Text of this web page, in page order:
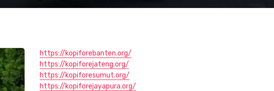
https://kopiforebanten.org/
https://kopiforejateng.org/
https://kopiforesumut.org/
https://kopiforejayapura.org/